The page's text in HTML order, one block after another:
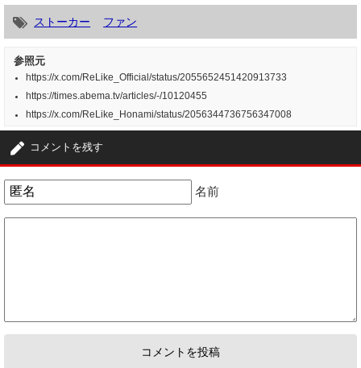
ストーカー ファン
参照元
https://x.com/ReLike_Official/status/2055652451420913733
https://times.abema.tv/articles/-/10120455
https://x.com/ReLike_Honami/status/2056344736756347008
コメントを残す
名前